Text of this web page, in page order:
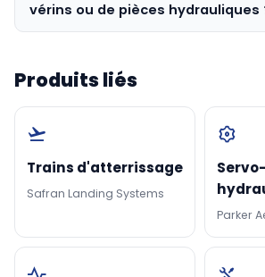
vérins ou de pièces hydrauliques
Produits liés
Trains d'atterrissage
Safran Landing Systems
Parker